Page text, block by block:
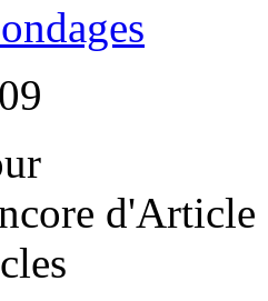
d'Article